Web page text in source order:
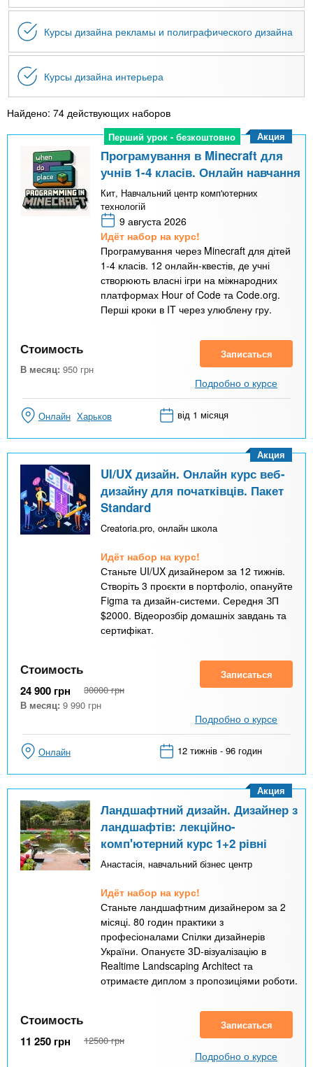
Курсы дизайна рекламы и полиграфического дизайна
Курсы дизайна интерьера
Найдено: 74 действующих наборов
Перший урок - безкоштовно
Перший урок - безкоштовно
Програмування в Minecraft для
учнів 1-4 класів. Онлайн навчання
Кит, Навчальний центр комп'ютерних
технологій
9 августа 2026
Идёт набор на курс!
Програмування через Minecraft для дітей
1-4 класів. 12 онлайн-квестів, де учні
створюють власні ігри на міжнародних
платформах Hour of Code та Code.org.
Перші кроки в IT через улюблену гру.
Акция
Стоимость
В месяц: 950 грн
Записаться
Подробно о курсе
Онлайн Харьков від 1 місяця
UI/UX дизайн. Онлайн курс веб-
дизайну для початківців. Пакет
Standard
Creatoria.pro, онлайн школа
Идёт набор на курс!
Станьте UI/UX дизайнером за 12 тижнів.
Створіть 3 проєкти в портфоліо, опануйте
Figma та дизайн-системи. Середня ЗП
$2000. Відеорозбір домашніх завдань та
сертифікат.
Акция
Стоимость
24 900 грн 30000 грн
В месяц: 9 990 грн
Записаться
Подробно о курсе
Онлайн 12 тижнів - 96 годин
Ландшафтний дизайн. Дизайнер з
ландшафтів: лекційно-
комп'ютерний курс 1+2 рівні
Анастасія, навчальний бізнес центр
Идёт набор на курс!
Станьте ландшафтним дизайнером за 2
місяці. 80 годин практики з
професіоналами Спілки дизайнерів
України. Опануєте 3D-візуалізацію в
Realtime Landscaping Architect та
отримаєте диплом з пропозиціями роботи.
Акция
Стоимость
11 250 грн 12500 грн
Записаться
Подробно о курсе